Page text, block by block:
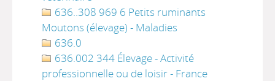
636..308 969 6 Petits ruminants
Moutons (élevage) - Maladies
636.0
636.002 344 Élevage - Activité
professionnelle ou de loisir - France